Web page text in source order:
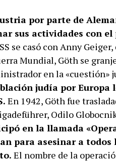
por parte de
sus actividades con
se casó con Anny
Mundial, Göth se
en la «cuestión»
judía por Europa
En 1942, Göth fue
Odilo
en la llamada
para asesinar a todos
El nombre de la